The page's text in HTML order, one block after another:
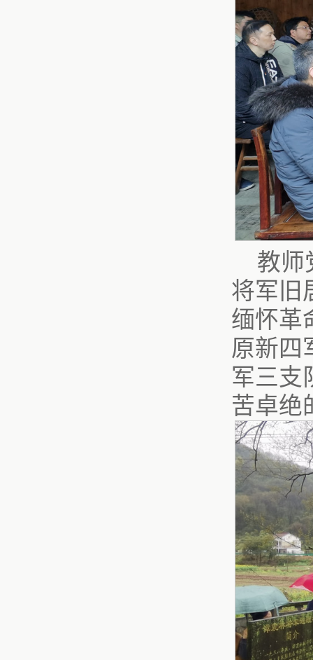
教师
将军旧
缅怀革
原新四
军三支
苦卓绝